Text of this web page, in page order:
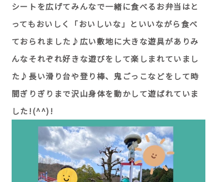
シートを広げてみんなで一緒に食べるお弁当はと
ってもおいしく「おいしいな」といいながら食べ
ておられました♪広い敷地に大きな遊具がありみ
んなそれぞれ好きな遊びをして楽しまれていまし
た♪長い滑り台や登り棒、鬼ごっこなどをして時
間ぎりぎりまで沢山身体を動かして遊ばれていま
した!(^^)!